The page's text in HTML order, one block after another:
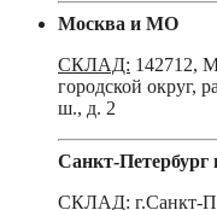
Москва и МО
СКЛАД: 142712,
городской округ,
ш., д. 2
Санкт-
СКЛАД: г.Санкт-